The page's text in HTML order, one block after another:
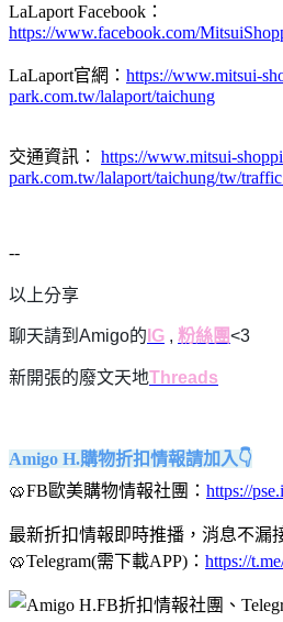
LaLaport Facebook：
https://www.facebook.com/
LaLaport官網： https://www.mitsui-
park.com.tw/lalaport/taichung
交通資訊： https://www.mitsui-
park.com.tw/lalaport/taichung/tw/
--
以上分享
聊天請到Amigo的 IG , 粉絲團<3
新開張的廢文天地Threads
Amigo H.購物折扣情報請加入👇
🥨FB歐美購物情報社團： https://
最新折扣情報即時推播，消息不漏
🥨Telegram(需下載APP)： https://